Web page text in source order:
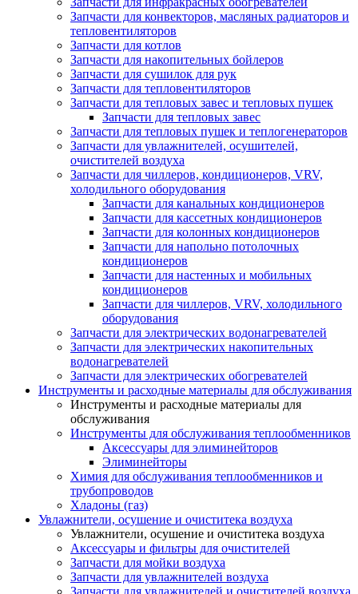
Запчасти для конвекторов, масляных радиаторов и
тепловентиляторов
Запчасти для котлов
Запчасти для накопительных бойлеров
Запчасти для сушилок для рук
Запчасти для тепловентиляторов
Запчасти для тепловых завес и тепловых пушек
Запчасти для тепловых завес
Запчасти для тепловых пушек и теплогенераторов
Запчасти для увлажнителей, осушителей,
очистителей воздуха
Запчасти для чиллеров, кондиционеров, VRV,
холодильного оборудования
Запчасти для канальных кондиционеров
Запчасти для кассетных кондиционеров
Запчасти для колонных кондиционеров
Запчасти для напольно потолочных
кондиционеров
Запчасти для настенных и мобильных
кондиционеров
Запчасти для чиллеров, VRV, холодильного
оборудования
Запчасти для электрических водонагревателей
Запчасти для электрических накопительных
водонагревателей
Запчасти для электрических обогревателей
Инструменты и расходные материалы для обслуживания
Инструменты и расходные материалы для
обслуживания
Инструменты для обслуживания теплообменников
Аксессуары для элиминейторов
Элиминейторы
Химия для обслуживания теплообменников и
трубопроводов
Хладоны (газ)
Увлажнители, осушение и очиститека воздуха
Увлажнители, осушение и очиститека воздуха
Аксессуары и фильтры для очистителей
Запчасти для мойки воздуха
Запчасти для увлажнителей воздуха
Запчасти для увлажнителей и очистителей воздуха